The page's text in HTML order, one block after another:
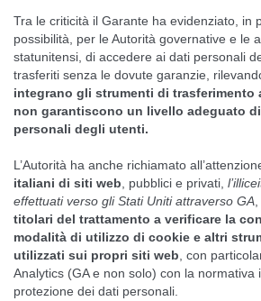
Tra le criticità il Garante ha evidenziato, in
possibilità, per le Autorità governative e le
statunitensi, di accedere ai dati personali
trasferiti senza le dovute garanzie,
integrano gli strumenti di trasferimento
non garantiscono un livello adeguato
personali degli utenti.
L’Autorità ha anche richiamato
italiani di siti web , pubblici e privati,
effettuati verso gli Stati Uniti attraverso GA
titolari del trattamento a verificare la
modalità di utilizzo di cookie e altri
utilizzati sui propri siti web , con
Analytics (GA e non solo) con la normativa
protezione dei dati personali.